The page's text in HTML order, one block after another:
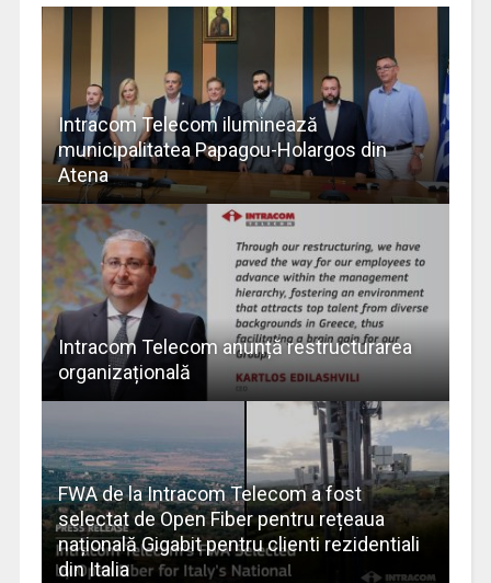
Intracom Telecom iluminează
municipalitatea Papagou-Holargos din
Atena
Intracom Telecom anunță restructurarea
organizațională
FWA de la Intracom Telecom a fost
selectat de Open Fiber pentru rețeaua
națională Gigabit pentru clienti rezidentiali
din Italia